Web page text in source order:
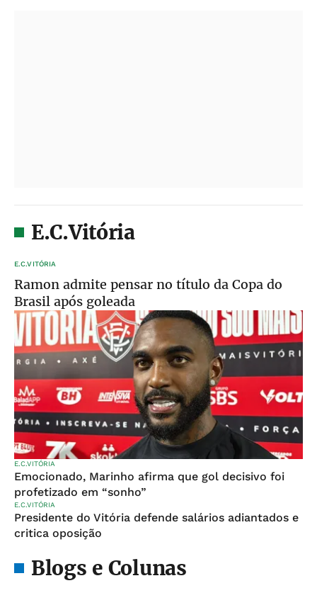
E.C.Vitória
E.C.VITÓRIA
Ramon admite pensar no título da Copa do
Brasil após goleada
E.C.VITÓRIA
Emocionado, Marinho afirma que gol decisivo foi
profetizado em “sonho”
E.C.VITÓRIA
Presidente do Vitória defende salários adiantados e
critica oposição
Blogs e Colunas